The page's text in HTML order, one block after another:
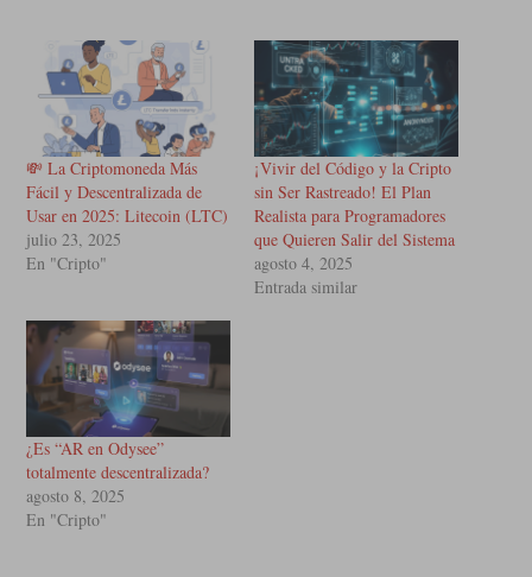
💸 La Criptomoneda Más
Fácil y Descentralizada de
Usar en 2025: Litecoin (LTC)
julio 23, 2025
En "Cripto"
¡Vivir del Código y la Cripto
sin Ser Rastreado! El Plan
Realista para Programadores
que Quieren Salir del Sistema
agosto 4, 2025
Entrada similar
¿Es “AR en Odysee”
totalmente descentralizada?
agosto 8, 2025
En "Cripto"